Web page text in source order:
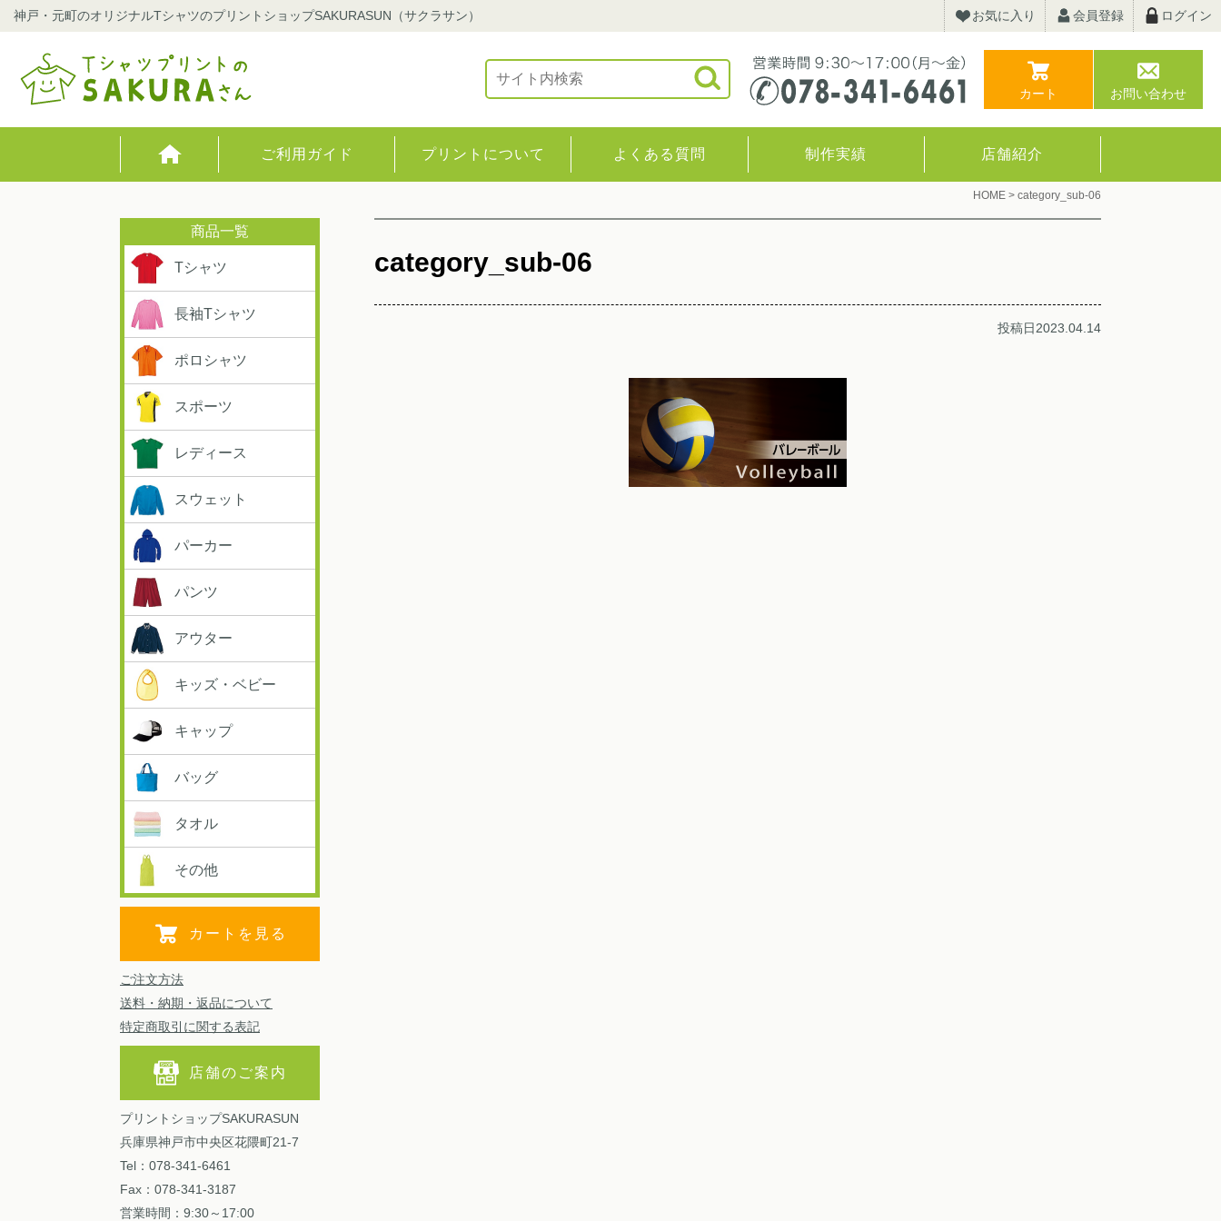
神戸・元町のオリジナルTシャツのプリントショップSAKURASUN（サクラサン） お気に入り 会員登録 ログイン
カート お問い合わせ
ご利用ガイド プリントについて よくある質問 制作実績 店舗紹介
HOME > category_sub-06
category_sub-06
投稿日2023.04.14
Tシャツ
長袖Tシャツ
ポロシャツ
スポーツ
レディース
スウェット
パーカー
パンツ
アウター
キッズ・ベビー
キャップ
バッグ
タオル
その他
カートを見る
ご注文方法
送料・納期・返品について
特定商取引に関する表記
店舗のご案内
プリントショップSAKURASUN
兵庫県神戸市中央区花隈町21-7
Tel：078-341-6461
Fax：078-341-3187
営業時間：9:30～17:00